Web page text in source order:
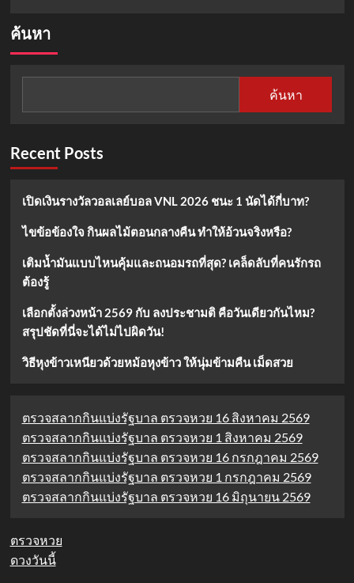
กันแดด
ใช้
ได้
ค้นหา
ค้นหา
Recent Posts
เปิดเงินรางวัลวอลเลย์บอล VNL 2026 ชนะ 1 นัดได้กี่บาท?
ไขข้อข้องใจ กินผลไม้ตอนกลางคืน ทำให้อ้วนจริงหรือ?
เติมน้ำมันแบบไหนคุ้มและถนอมรถที่สุด? เคล็ดลับที่คนรักรถ
ต้องรู้
เลือกตั้งล่วงหน้า 2569 กับ ลงประชามติ คือวันเดียวกันไหม?
สรุปชัดที่นี่จะได้ไม่ไปผิดวัน!
วิธีหุงข้าวเหนียวด้วยหม้อหุงข้าว ให้นุ่มข้ามคืน เม็ดสวย
ตรวจสลากกินแบ่งรัฐบาล ตรวจหวย 16 สิงหาคม 2569
ตรวจสลากกินแบ่งรัฐบาล ตรวจหวย 1 สิงหาคม 2569
ตรวจสลากกินแบ่งรัฐบาล ตรวจหวย 16 กรกฎาคม 2569
ตรวจสลากกินแบ่งรัฐบาล ตรวจหวย 1 กรกฎาคม 2569
ตรวจสลากกินแบ่งรัฐบาล ตรวจหวย 16 มิถุนายน 2569
ตรวจหวย
ดวงวันนี้